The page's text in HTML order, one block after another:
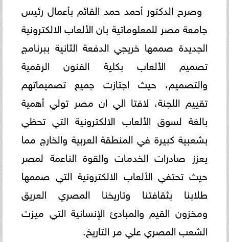
وصرح الدكتور أحمد حمد القائم بأعمال رئيس
جامعة مصر للمعلوماتية بان الألعاب الالكترونية
الجديدة صممها خريجي الدفعة الثانية ببرنامج
تصميم الألعاب بكلية الفنون الرقمية
والتصميم، حيث اجتازت جميع تصميماتهم
تقييم اللجنة، لافتا الي ان مصر تولي أهمية
بالغة لسوق الألعاب الالكترونية التي تحظي
بشعبية كبيرة في المنطقة العربية والخارج مما
يعزز صادرات الخدمات والقوة الناعمة لمصر
حيث تحتفي الألعاب الالكترونية التي صممها
طلابنا بثقافتنا وتاريخنا المصري العريق
ومخزون القيم والمبادئ الإنسانية التي ميزت
الشعب المصري علي مر التاريخ.